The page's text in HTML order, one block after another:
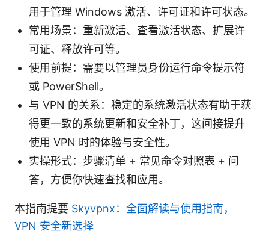
用于管理 Windows 激活、许可证和许可状态。
常用场景：重新激活、查看激活状态、扩展许
可证、释放许可等。
使用前提：需要以管理员身份运行命令提示符
或 PowerShell。
与 VPN 的关系：稳定的系统激活状态有助于获
得更一致的系统更新和安全补丁，这间接提升
使用 VPN 时的体验与安全性。
实操形式：步骤清单 + 常见命令对照表 + 问
答，方便你快速查找和应用。
本指南提要 Skyvpnx：全面解读与使用指南，
VPN 安全新选择